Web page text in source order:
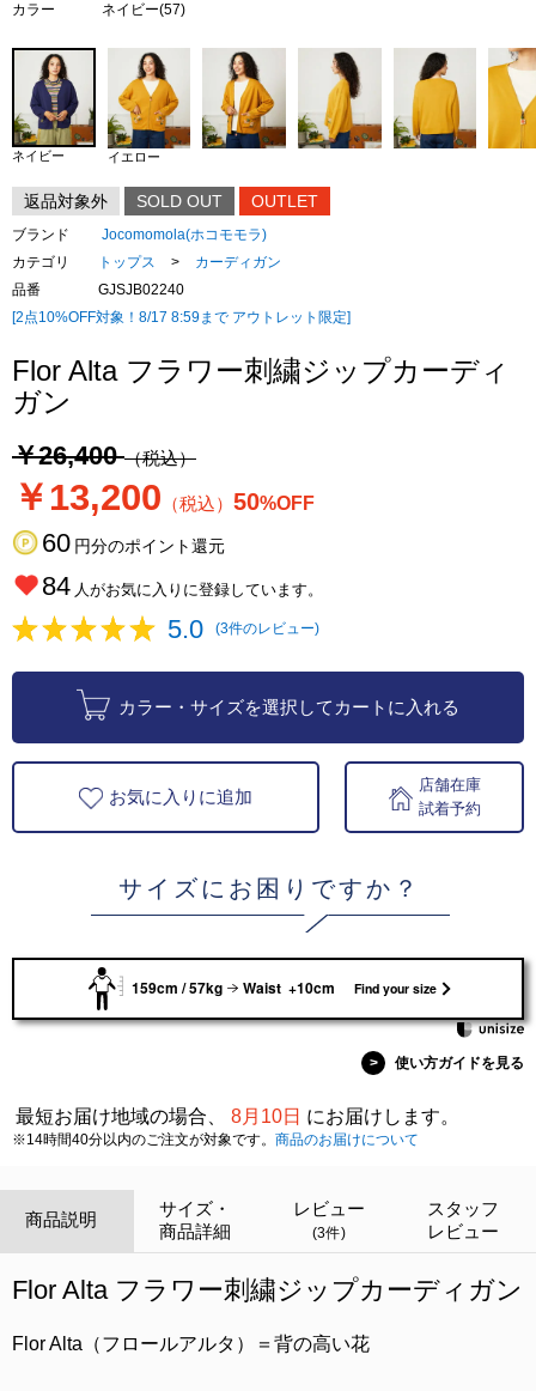
カラー ネイビー(57)
ネイビー イエロー
返品対象外 SOLD OUT OUTLET
ブランド
Jocomomola(ホコモモラ)
カテゴリ
トップス >
カーディガン
品番
GJSJB02240
[2点10%OFF対象！8/17 8:59まで アウトレット限定]
Flor Alta フラワー刺繍ジップカーディ
ガン
￥26,400（税込）
￥13,200 （税込） 50%OFF
60 円分のポイント還元
84 人がお気に入りに登録しています。
5.0 (3件のレビュー)
カラー・サイズを選択してカートに入れる
お気に入りに追加
店舗在庫
試着予約
サイズにお困りですか？
159cm / 57kg Waist +10cm Find your size
> 使い方ガイドを見る
最短お届け地域の場合、 8月10日 にお届けします。
※14時間40分以内のご注文が対象です。 商品のお届けについて
商品説明
サイズ・
商品詳細
レビュー
(3件)
スタッフ
レビュー
Flor Alta フラワー刺繍ジップカーディガン
Flor Alta（フロールアルタ）＝背の高い花